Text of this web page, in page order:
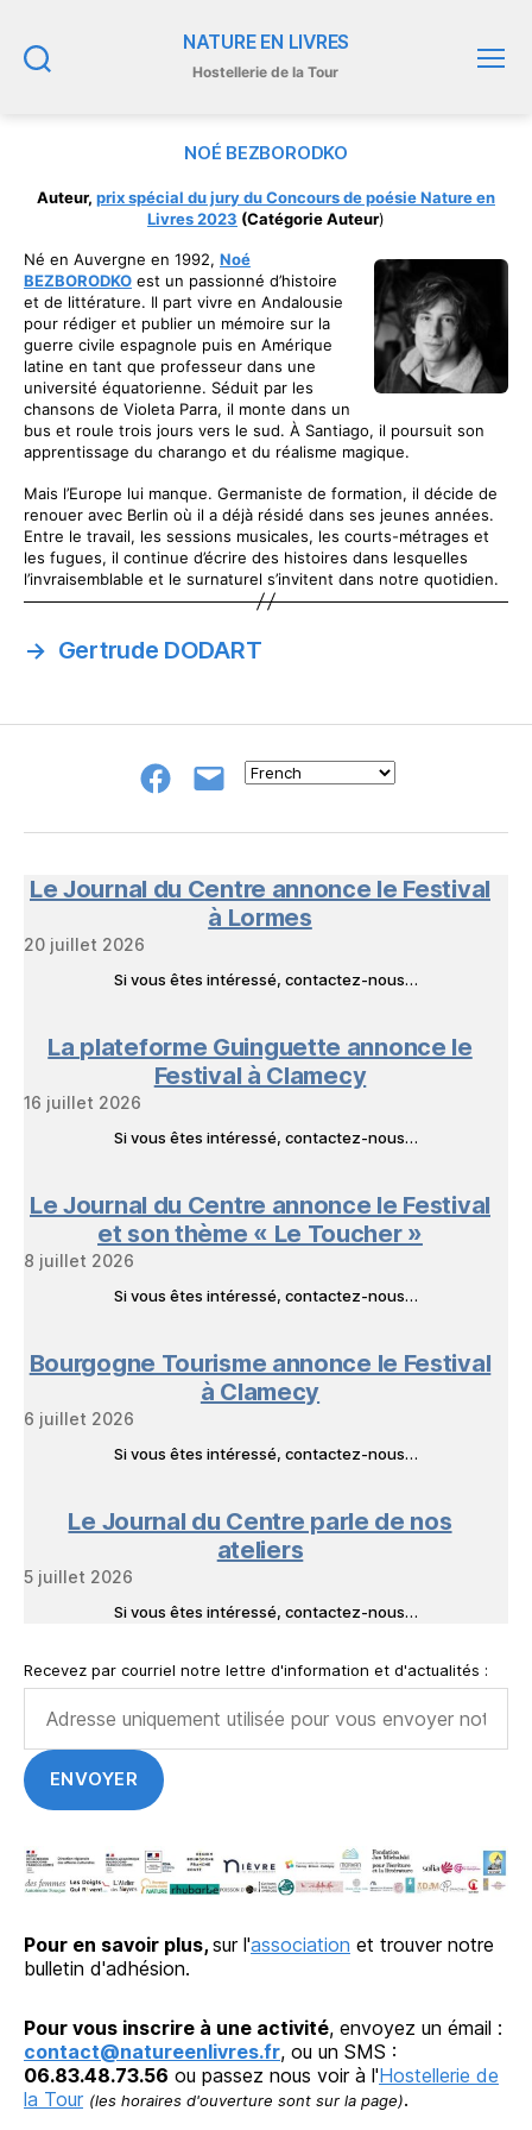
NATURE EN LIVRES
Hostellerie de la Tour
NOÉ BEZBORODKO
Auteur, prix spécial du jury du Concours de poésie Nature en
Livres 2023 (Catégorie Auteur)
Né en Auvergne en 1992, Noé
BEZBORODKO est un passionné d’histoire
et de littérature. Il part vivre en Andalousie
pour rédiger et publier un mémoire sur la
guerre civile espagnole puis en Amérique
latine en tant que professeur dans une
université équatorienne. Séduit par les
chansons de Violeta Parra, il monte dans un
bus et roule trois jours vers le sud. À Santiago, il poursuit son
apprentissage du charango et du réalisme magique.
Mais l’Europe lui manque. Germaniste de formation, il décide de
renouer avec Berlin où il a déjà résidé dans ses jeunes années.
Entre le travail, les sessions musicales, les courts-métrages et
les fugues, il continue d’écrire des histoires dans lesquelles
l’invraisemblable et le surnaturel s’invitent dans notre quotidien.
→ Gertrude DODART
Groupe
NeL
E-
à
Livres
Le Journal du Centre annonce le Festival
à Lormes
20 juillet 2026
Si vous êtes intéressé, contactez-nous…
La plateforme Guinguette annonce le
Festival à Clamecy
16 juillet 2026
Si vous êtes intéressé, contactez-nous…
Le Journal du Centre annonce le Festival
et son thème « Le Toucher »
8 juillet 2026
Si vous êtes intéressé, contactez-nous…
Bourgogne Tourisme annonce le Festival
à Clamecy
6 juillet 2026
Si vous êtes intéressé, contactez-nous…
Le Journal du Centre parle de nos
ateliers
5 juillet 2026
Si vous êtes intéressé, contactez-nous…
Recevez par courriel notre lettre d'information et d'actualités :
Pour en savoir plus, sur l'association et trouver notre
bulletin d'adhésion.
Pour vous inscrire à une activité, envoyez un émail :
contact@natureenlivres.fr, ou un SMS :
06.83.48.73.56 ou passez nous voir à l'Hostellerie de
la Tour (les horaires d'ouverture sont sur la page).